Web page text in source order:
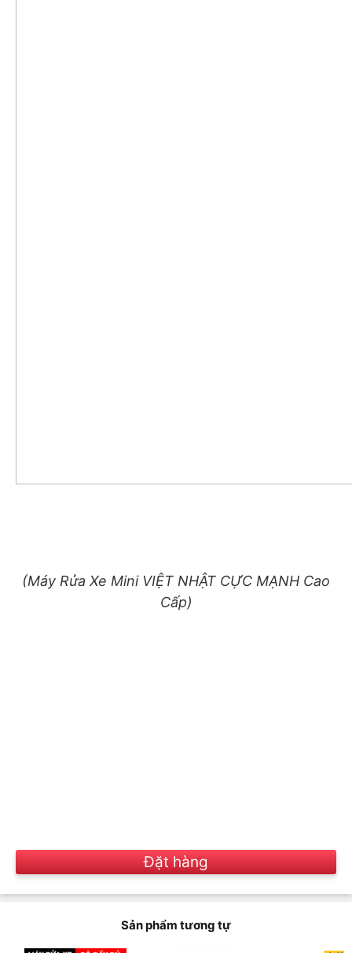
(Máy Rửa Xe Mini VIỆT NHẬT CỰC MẠNH Cao
Cấp)
Đặt hàng
Sản phẩm tương tự